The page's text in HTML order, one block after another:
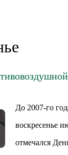
До 2007-го
воскресенье
отмечался